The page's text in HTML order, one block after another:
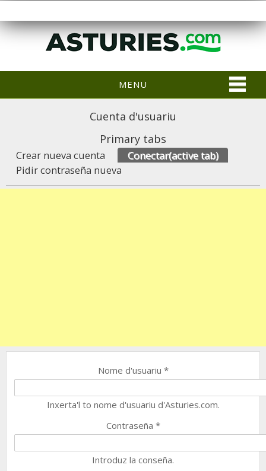
MENU
Cuenta d'usuariu
Primary tabs
Crear nueva cuenta Conectar(active tab)
Pidir contraseña nueva
Nome d'usuariu *
Inxerta'l to nome d'usuariu d'Asturies.com.
Contraseña *
Introduz la conseña.